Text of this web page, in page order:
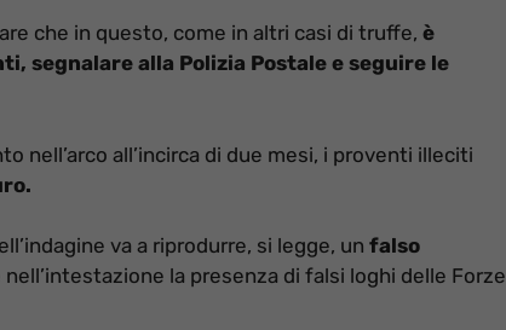
che in questo, come in altri casi di truffe, è
segnalare alla Polizia Postale e seguire le
nell’arco all’incirca di due mesi, i proventi illeciti
va a riprodurre, si legge, un falso
la presenza di falsi loghi delle Forze